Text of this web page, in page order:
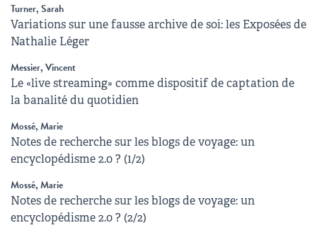
Turner, Sarah
Variations sur une fausse archive de soi: les Exposées de
Nathalie Léger
Messier, Vincent
Le «live streaming» comme dispositif de captation de
la banalité du quotidien
Mossé, Marie
Notes de recherche sur les blogs de voyage: un
encyclopédisme 2.0 ? (1/2)
Mossé, Marie
Notes de recherche sur les blogs de voyage: un
encyclopédisme 2.0 ? (2/2)